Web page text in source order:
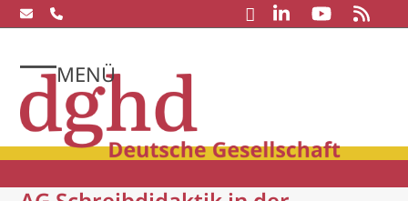
Skip
to
MENÜ
Open
mobile
menu
Close
mobile
menu